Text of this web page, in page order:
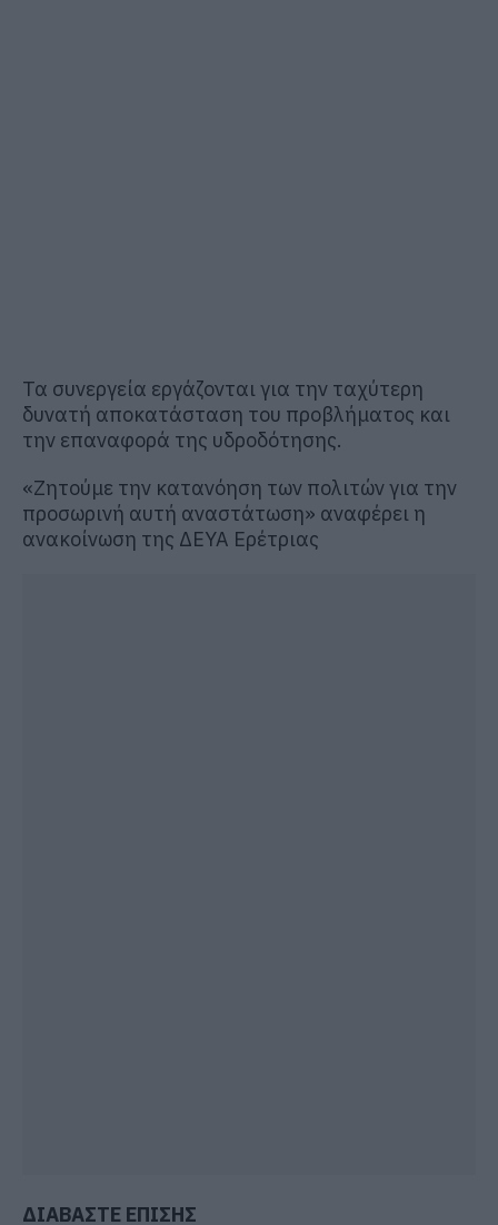
Τα συνεργεία εργάζονται για την ταχύτερη
δυνατή αποκατάσταση του προβλήματος και
την επαναφορά της υδροδότησης.
«Ζητούμε την κατανόηση των πολιτών για την
προσωρινή αυτή αναστάτωση» αναφέρει η
ανακοίνωση της ΔΕΥΑ Ερέτριας
ΔΙΑΒΑΣΤΕ ΕΠΙΣΗΣ